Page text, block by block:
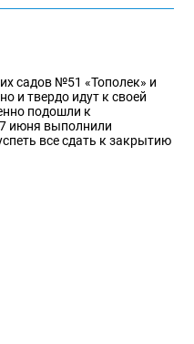
садов №51 «Тополек» и
и твердо идут к своей
подошли к
июня выполнили
все сдать к закрытию